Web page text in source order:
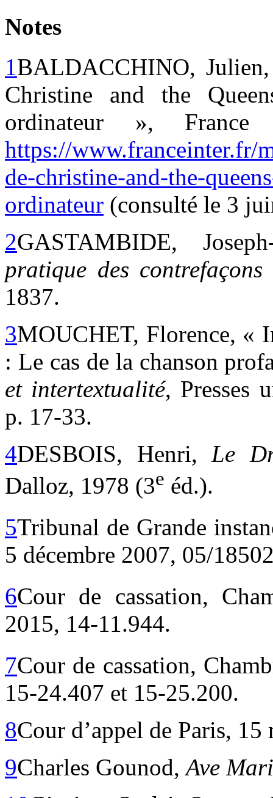
Notes
1BALDACCHINO,
Christine and the
ordinateur »,
https://www.franceinter.fr/
de-christine-and-the-
ordinateur (consulté le 3
2GASTAMBIDE,
pratique des
1837.
3MOUCHET, Florence, «
: Le cas de la chanson
et intertextualité, Presses
p. 17-33.
4DESBOIS, Henri,Le
Dalloz, 1978 (3e éd.).
5Tribunal de Grande
5 décembre 2007, 05/
6Cour de cassation,
2015, 14-11.944.
7Cour de cassation,
15-24.407 et 15-25.200.
8Cour d’appel de Paris,
9Charles Gounod,Ave